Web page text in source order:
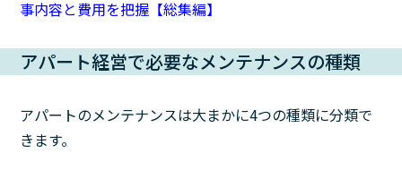
事内容と費用を把握【総集編】
アパート経営で必要なメンテナンスの種類
アパートのメンテナンスは大まかに4つの種類に分類で
きます。